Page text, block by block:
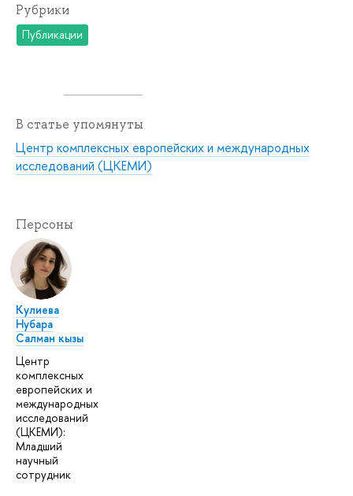
Рубрики
Публикации
В статье упомянуты
Центр комплексных европейских и международных
исследований (ЦКЕМИ)
Персоны
Кулиева
Нубара
Салман кызы
Центр
комплексных
европейских и
международных
исследований
(ЦКЕМИ):
Младший
научный
сотрудник